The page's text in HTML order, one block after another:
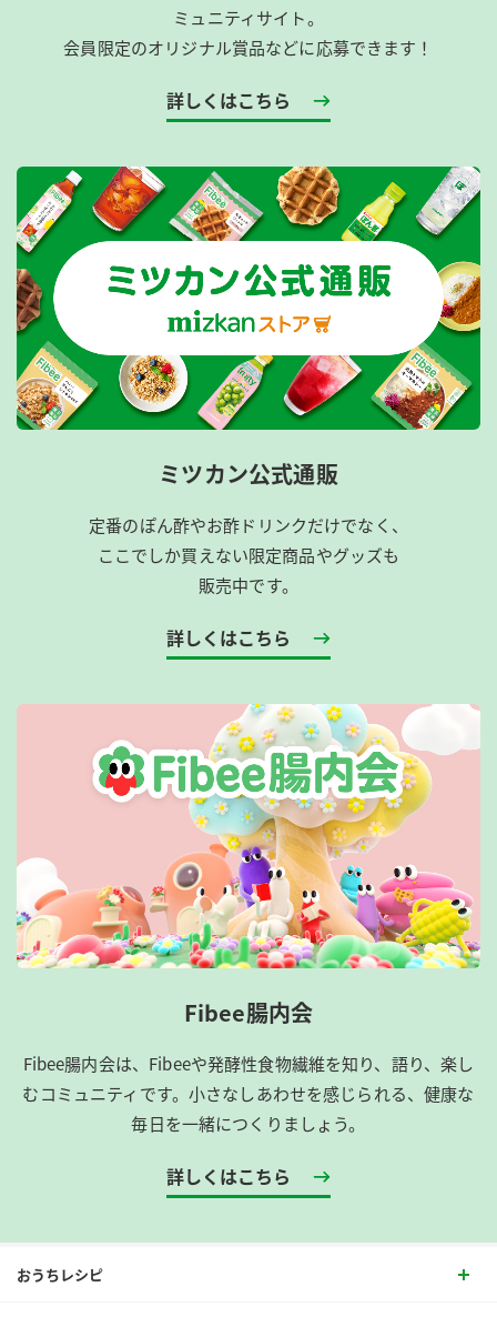
ミュニティサイト。
会員限定のオリジナル賞品などに応募できます！
詳しくはこちら
ミツカン公式通販
定番のぽん酢やお酢ドリンクだけでなく、
ここでしか買えない限定商品やグッズも
販売中です。
詳しくはこちら
Fibee腸内会
Fibee腸内会は、​Fibeeや発酵性食物繊維を知り、語り、楽し
むコミュニティです。​小さなしあわせを感じられる、健康な
毎日を一緒につくりましょう。
詳しくはこちら
おうちレシピ